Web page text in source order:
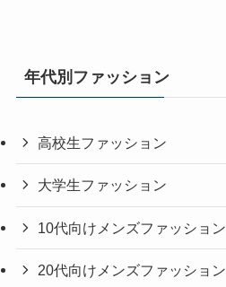
年代別ファッション
高校生ファッション
大学生ファッション
10代向けメンズファッション
20代向けメンズファッション